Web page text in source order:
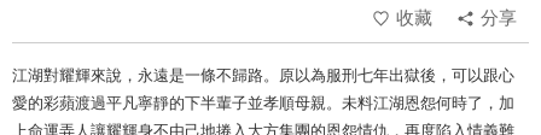
收藏
分享
江湖對耀輝來說，永遠是一條不歸路。原以為服刑七年出獄後，可以跟心
愛的彩蘋渡過平凡寧靜的下半輩子並孝順母親。未料江湖恩怨何時了，加
上命運弄人讓耀輝身不由己地捲入大方集團的恩怨情仇，再度陷入情義難